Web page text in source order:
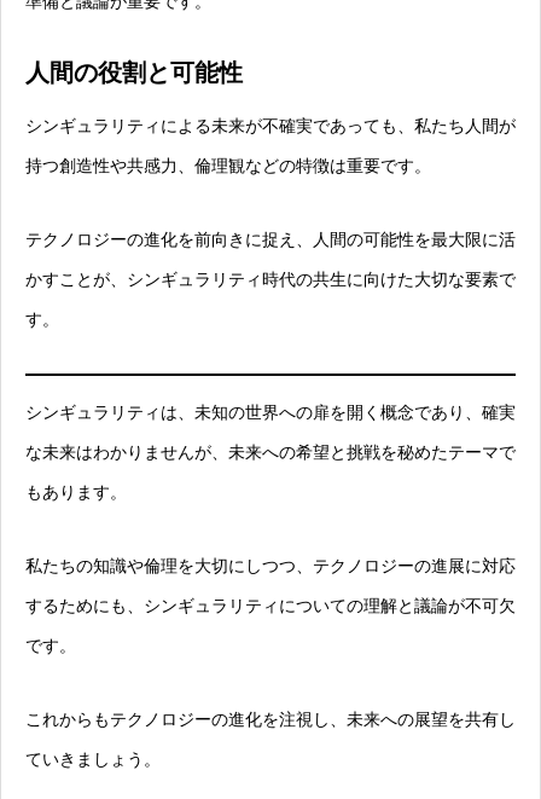
人間の役割と可能性
シンギュラリティによる未来が不確実であっても、私たち人間が
持つ創造性や共感力、倫理観などの特徴は重要です。
テクノロジーの進化を前向きに捉え、人間の可能性を最大限に活
かすことが、シンギュラリティ時代の共生に向けた大切な要素で
す。
シンギュラリティは、未知の世界への扉を開く概念であり、確実
な未来はわかりませんが、未来への希望と挑戦を秘めたテーマで
もあります。
私たちの知識や倫理を大切にしつつ、テクノロジーの進展に対応
するためにも、シンギュラリティについての理解と議論が不可欠
です。
これからもテクノロジーの進化を注視し、未来への展望を共有し
ていきましょう。